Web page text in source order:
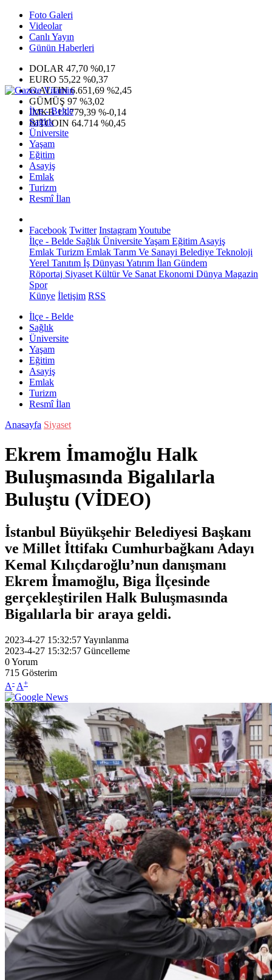
Foto Galeri
Videolar
Canlı Yayın
Günün Haberleri
DOLAR 47,70 %0,17
EURO 55,22 %0,37
G.ALTIN6.651,69 %2,45
GÜMÜŞ 97 %3,02
IMKB13.779,39 %-0,14
BITCOIN 64.714 %0,45
İlçe - Belde
Sağlık
Üniversite
Yaşam
Eğitim
Asayiş
Emlak
Turizm
Resmî İlan
Facebook Twitter InstagramYoutube
İlçe - Belde Sağlık ÜniversiteYaşam Eğitim Asayiş
Emlak Turizm Emlak Tarım Ve Sanayi Belediye Teknoloji
Yerel Tanıtım İş Dünyası Yatırım İlan Gündem
Röportaj Siyaset Kültür Ve Sanat Ekonomi Dünya Magazin
Spor
Künye İletişim RSS
İlçe - Belde
Sağlık
Üniversite
Yaşam
Eğitim
Asayiş
Emlak
Turizm
Resmî İlan
Anasayfa Siyaset
Ekrem İmamoğlu Halk
Buluşmasında Bigalılarla
Buluştu (VİDEO)
İstanbul Büyükşehir Belediyesi Başkanı
ve Millet İttifakı Cumhurbağkanı Adayı
Kemal Kılıçdaroğlu’nun danışmanı
Ekrem İmamoğlu, Biga İlçesinde
gerçekleştirilen Halk Buluşmasında
Bigalılarla bir araya geldi.
2023-4-27 15:32:57Yayınlanma
2023-4-27 15:32:57 Güncelleme
0Yorum
715 Gösterim
A- A+